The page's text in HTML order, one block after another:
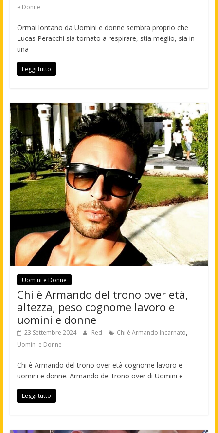
e Donne
Ormai lontano da Uomini e donne sembra proprio che
Lucas Peracchi sia tornato a respirare, stia meglio, sia in
una
Leggi tutto
Uomini e Donne
Chi è Armando del trono over età,
altezza, peso cognome lavoro e
uomini e donne
23 Settembre 2024 Red Chi è Armando Incarnato,
Uomini e Donne
Chi è Armando del trono over età cognome lavoro e
uomini e donne. Armando del trono over di Uomini e
Leggi tutto